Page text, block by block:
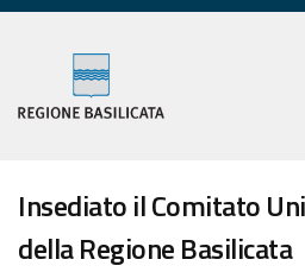
Insediato il Comitato
della Regione Basilicata